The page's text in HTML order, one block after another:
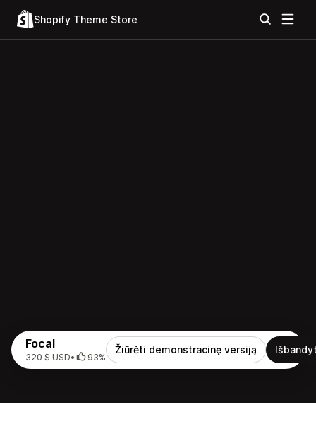
Shopify Theme Store
Focal
320 $ USD• 93%
Žiūrėti demonstracinę versiją